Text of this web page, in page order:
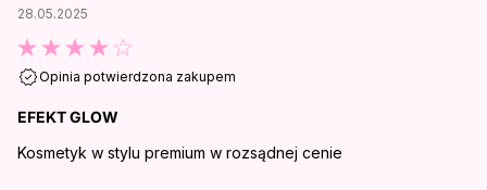
28.05.2025
Opinia potwierdzona zakupem
EFEKT GLOW
Kosmetyk w stylu premium w rozsądnej cenie